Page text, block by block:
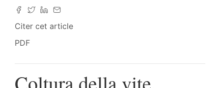
Citer cet article
PDF
Coltura della vite,